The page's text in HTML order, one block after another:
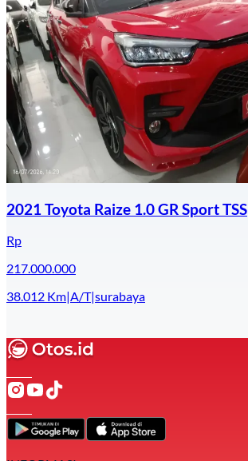
2021 Toyota Raize 1.0 GR Sport TSS
Rp
217.000.000
38.012 Km|A/T|surabaya